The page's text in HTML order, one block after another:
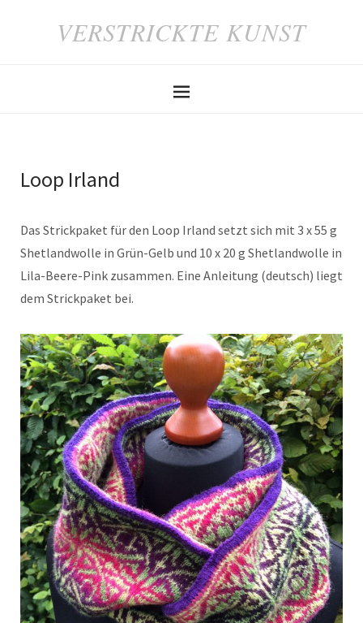
VERSTRICKTE KUNST
Loop Irland
Das Strickpaket für den Loop Irland setzt sich mit 3 x 55 g
Shetlandwolle in Grün-Gelb und 10 x 20 g Shetlandwolle in
Lila-Beere-Pink zusammen. Eine Anleitung (deutsch) liegt
dem Strickpaket bei.